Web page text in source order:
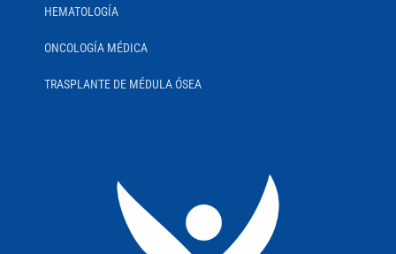
HEMATOLOGÍA
ONCOLOGÍA MÉDICA
TRASPLANTE DE MÉDULA ÓSEA